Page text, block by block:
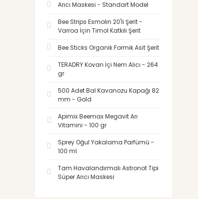
Arıcı Maskesi - Standart Model
Bee Strips Esmolin 20'li Şerit -
Varroa İçin Timol Katkılı Şerit
Bee Sticks Organik Formik Asit Şerit
TERADRY Kovan İçi Nem Alıcı - 264
gr
500 Adet Bal Kavanozu Kapağı 82
mm - Gold
Apimix Beemax Megavit Arı
Vitamini - 100 gr
Sprey Oğul Yakalama Parfümü -
100 ml
Tam Havalandırmalı Astronot Tipi
Süper Arıcı Maskesi